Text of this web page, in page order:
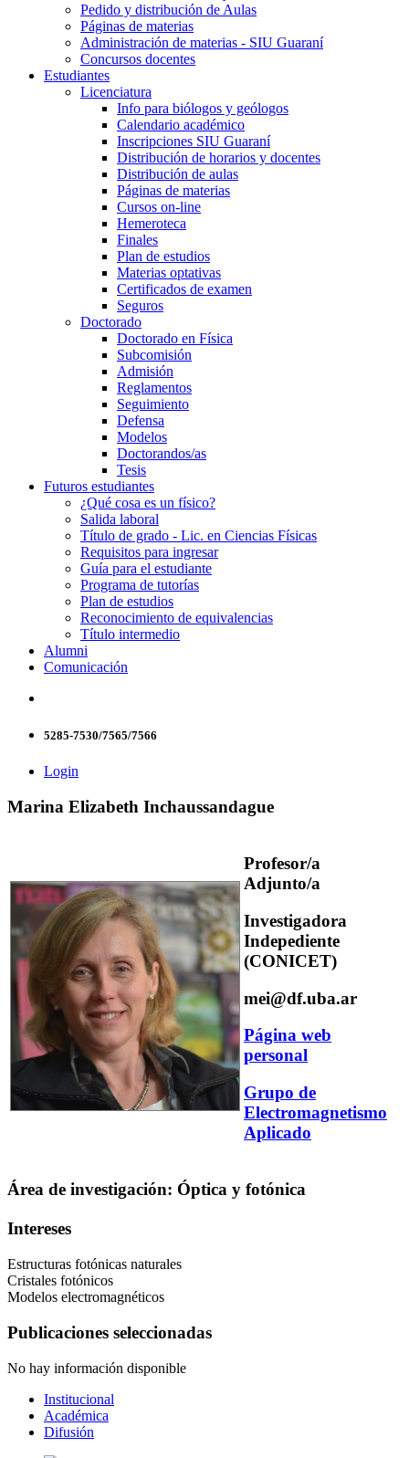
Pedido y distribución de Aulas
Páginas de materias
Administración de materias - SIU Guaraní
Concursos docentes
Estudiantes
Licenciatura
Info para biólogos y geólogos
Calendario académico
Inscripciones SIU Guaraní
Distribución de horarios y docentes
Distribución de aulas
Páginas de materias
Cursos on-line
Hemeroteca
Finales
Plan de estudios
Materias optativas
Certificados de examen
Seguros
Doctorado
Doctorado en Física
Subcomisión
Admisión
Reglamentos
Seguimiento
Defensa
Modelos
Doctorandos/as
Tesis
Futuros estudiantes
¿Qué cosa es un físico?
Salida laboral
Título de grado - Lic. en Ciencias Físicas
Requisitos para ingresar
Guía para el estudiante
Programa de tutorías
Plan de estudios
Reconocimiento de equivalencias
Título intermedio
Alumni
Comunicación
5285-7530/7565/7566
Login
Marina Elizabeth Inchaussandague
Profesor/a
Adjunto/a
Investigadora
Indepediente
(CONICET)
mei@df.uba.ar
Página web
personal
Grupo de
Electromagnetismo
Aplicado
Área de investigación: Óptica y fotónica
Intereses
Estructuras fotónicas naturales
Cristales fotónicos
Modelos electromagnéticos
Publicaciones seleccionadas
No hay información disponible
Institucional
Académica
Difusión